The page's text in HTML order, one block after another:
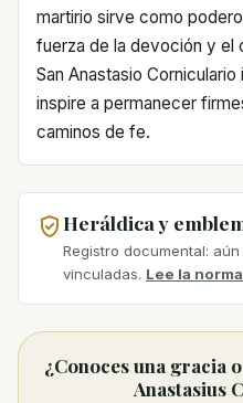
martirio sirve como
fuerza de la devoción y el
San Anastasio
inspire a permanecer
caminos de fe.
Heráldica y
Registro documental:
vinculadas. Lee la
¿Conoces una gracia
Anastasius